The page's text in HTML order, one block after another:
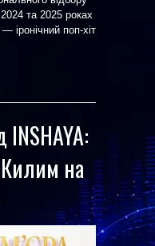
та 2025 роках
іронічний поп-хіт
INSHAYA:
на